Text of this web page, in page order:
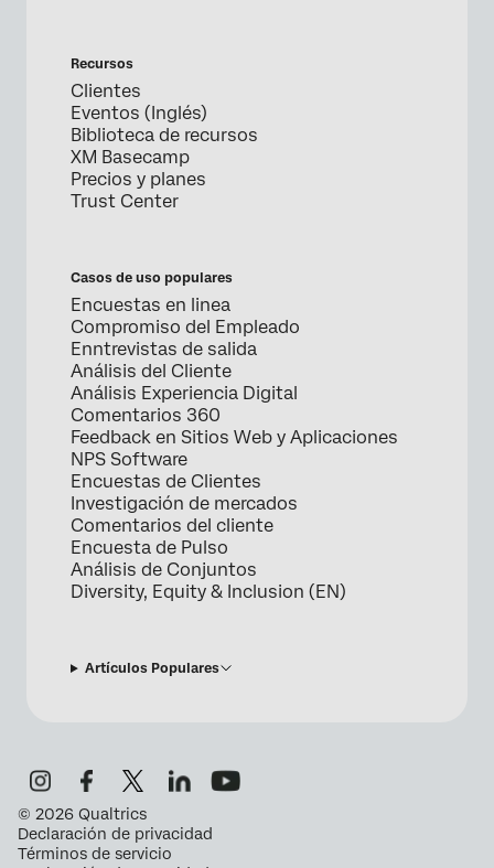
Recursos
Clientes
Eventos (Inglés)
Biblioteca de recursos
XM Basecamp
Precios y planes
Trust Center
Casos de uso populares
Encuestas en linea
Compromiso del Empleado
Enntrevistas de salida
Análisis del Cliente
Análisis Experiencia Digital
Comentarios 360
Feedback en Sitios Web y Aplicaciones
NPS Software
Encuestas de Clientes
Investigación de mercados
Comentarios del cliente
Encuesta de Pulso
Análisis de Conjuntos
Diversity, Equity & Inclusion (EN)
Artículos Populares
© 2026 Qualtrics
Declaración de privacidad
Términos de servicio